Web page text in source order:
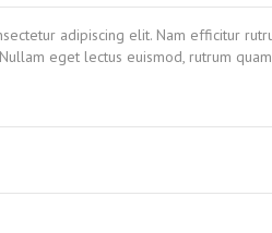
adipiscing elit. Nam efficitur
eget lectus euismod, rutrum